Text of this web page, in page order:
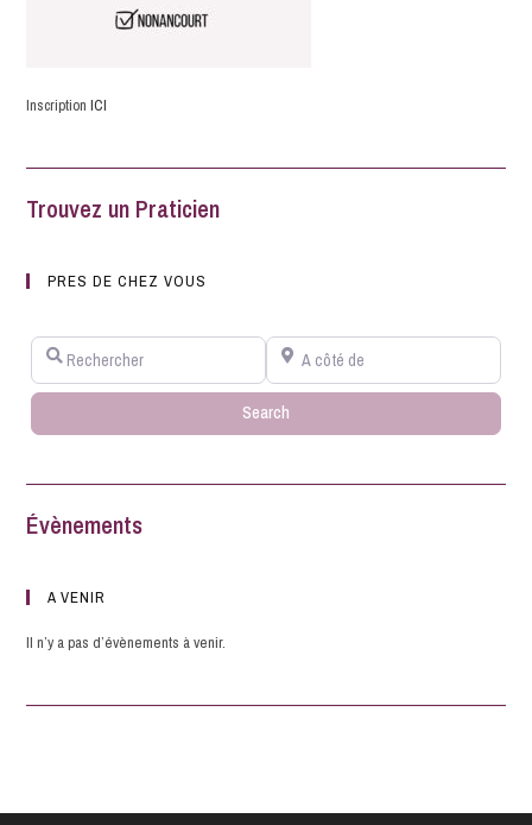
InscriptionICI
Trouvez un Praticien
PRES DE CHEZ VOUS
Rechercher A côté de
Search
Évènements
A VENIR
Il n’y a pas d’évènements à venir.